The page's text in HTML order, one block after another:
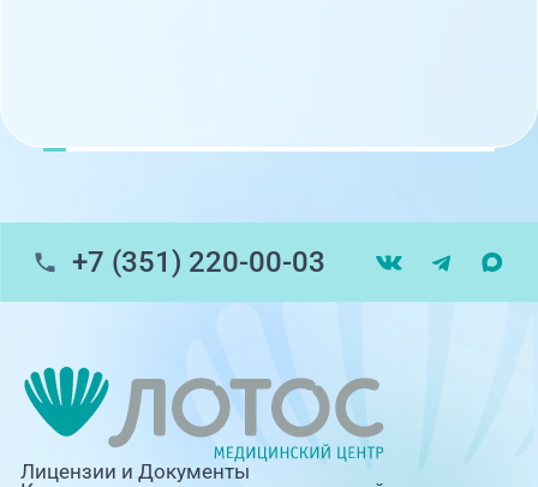
+7 (351) 220-00-03
Лицензии и Документы